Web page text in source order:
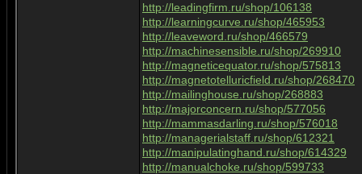
http://leadingfirm.ru/shop/106138
http://learningcurve.ru/shop/465953
http://leaveword.ru/shop/466579
http://machinesensible.ru/shop/269910
http://magneticequator.ru/shop/575813
http://magnetotelluricfield.ru/shop/268470
http://mailinghouse.ru/shop/268883
http://majorconcern.ru/shop/577056
http://mammasdarling.ru/shop/576018
http://managerialstaff.ru/shop/612321
http://manipulatinghand.ru/shop/614329
http://manualchoke.ru/shop/599733